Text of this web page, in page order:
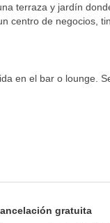
terraza y jardín
centro de negocios,
en el bar o lounge.
gratuita